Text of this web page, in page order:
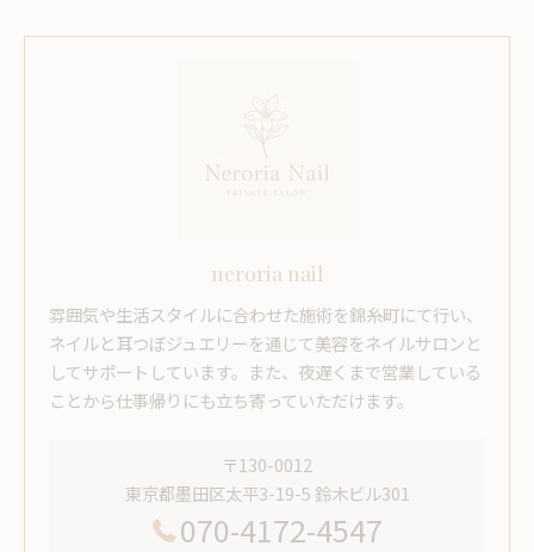
neroria nail
雰囲気や生活スタイルに合わせた施術を錦糸町にて行い、
ネイルと耳つぼジュエリーを通じて美容をネイルサロンと
してサポートしています。また、夜遅くまで営業している
ことから仕事帰りにも立ち寄っていただけます。
〒130-0012
東京都墨田区太平3-19-5 鈴木ビル301
070-4172-4547